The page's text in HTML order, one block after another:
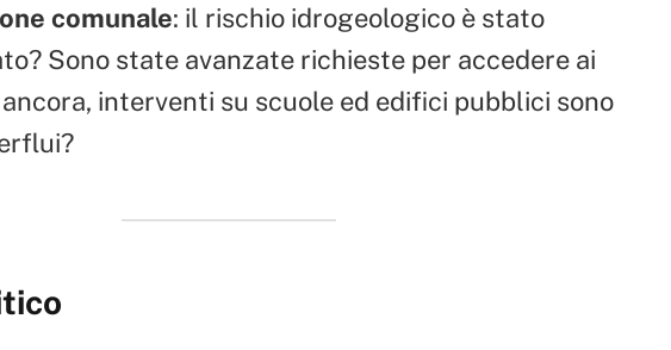
comunale: il rischio idrogeologico è stato
Sono state avanzate richieste per accedere ai
interventi su scuole ed edifici pubblici sono